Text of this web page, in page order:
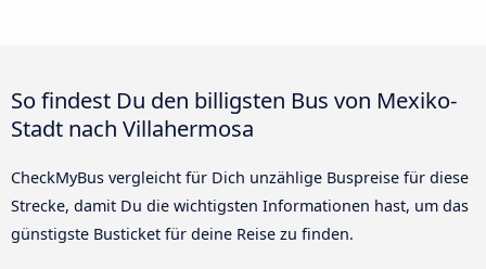
So findest Du den billigsten Bus von Mexiko-
Stadt nach Villahermosa
CheckMyBus vergleicht für Dich unzählige Buspreise für diese
Strecke, damit Du die wichtigsten Informationen hast, um das
günstigste Busticket für deine Reise zu finden.